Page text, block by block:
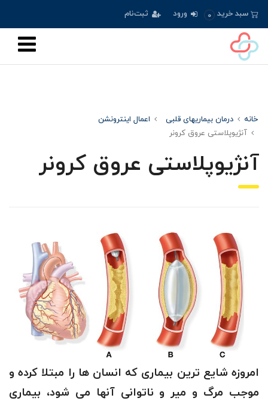
سبد خرید 0 ورود ثبت‌نام
خانه درمان بیماریهای قلبی
اعمال اینترونشن
آنژیوپلاستی عروق کرونر
آنژیوپلاستی عروق کرونر
امروزه شایع ترین بیماری که انسان ها را مبتلا کرده و
موجب مرگ و میر و ناتوانی آنها می شود، بیماری